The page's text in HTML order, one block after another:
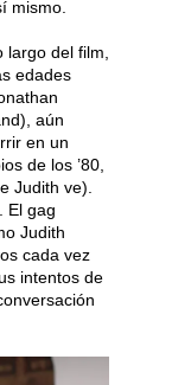
mismo.
del film,
edades
aún
en un
de los ’80,
Judith ve).
El gag
Judith
cada vez
intentos de